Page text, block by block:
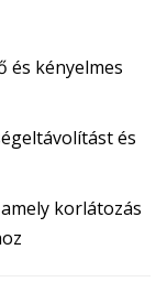
és kényelmes
és
korlátozás